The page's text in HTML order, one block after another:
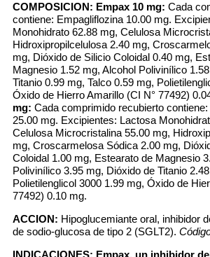
COMPOSICION: Empax 10 mg: Cada
contiene: Empagliflozina 10.00 mg.
Monohidrato 62.88 mg, Celulosa
Hidroxipropilcelulosa 2.40 mg,
mg, Dióxido de Silicio Coloidal 0.40 mg,
Magnesio 1.52 mg, Alcohol Polivinílico
Titanio 0.99 mg, Talco 0.59 mg,
Óxido de Hierro Amarillo (CI N° 77492)
mg: Cada comprimido recubierto
25.00 mg. Excipientes: Lactosa
Celulosa Microcristalina 55.00 mg,
mg, Croscarmelosa Sódica 2.00 mg,
Coloidal 1.00 mg, Estearato de Magnesio
Polivinílico 3.95 mg, Dióxido de Titanio
Polietilenglicol 3000 1.99 mg, Óxido de
77492) 0.10 mg.
ACCION: Hipoglucemiante oral, inhibidor
de sodio-glucosa de tipo 2 (SGLT2).
INDICACIONES: Empax, un inhibidor